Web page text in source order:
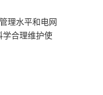
理水平和电网
学合理维护使